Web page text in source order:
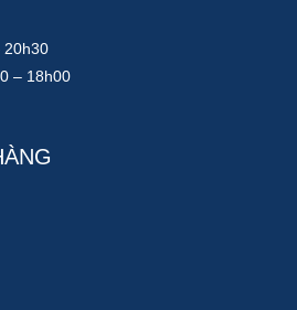
20h30
– 18h00